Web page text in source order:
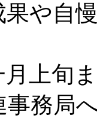
果や自
上旬
務局